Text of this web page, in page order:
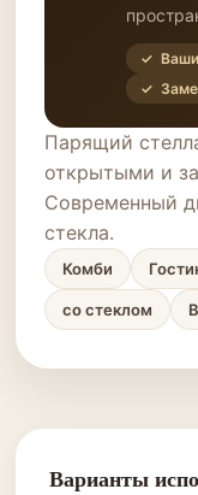
✓
✓
Парящий
открытыми и
Современный
стекла.
Комби
со стеклом
Варианты